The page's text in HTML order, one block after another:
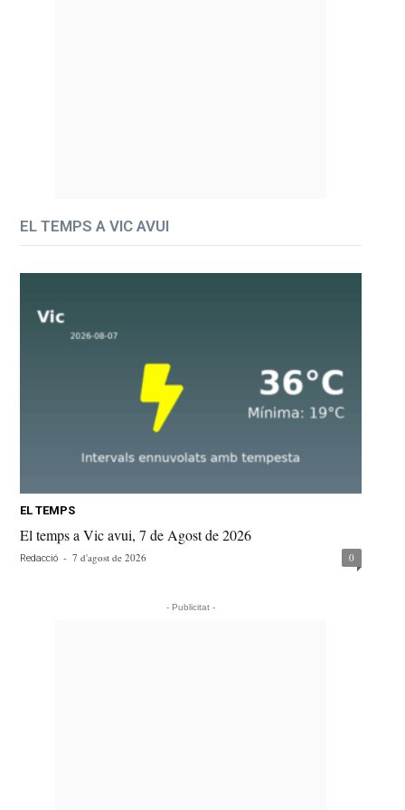
EL TEMPS A VIC AVUI
EL TEMPS
El temps a Vic avui, 7 de Agost de 2026
Redacció - 7 d'agost de 2026 0
- Publicitat -